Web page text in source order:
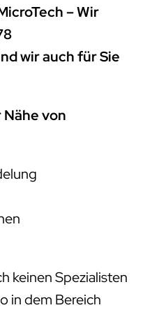
– Wir
wir auch für Sie
Nähe von
keinen Spezialisten
in dem Bereich